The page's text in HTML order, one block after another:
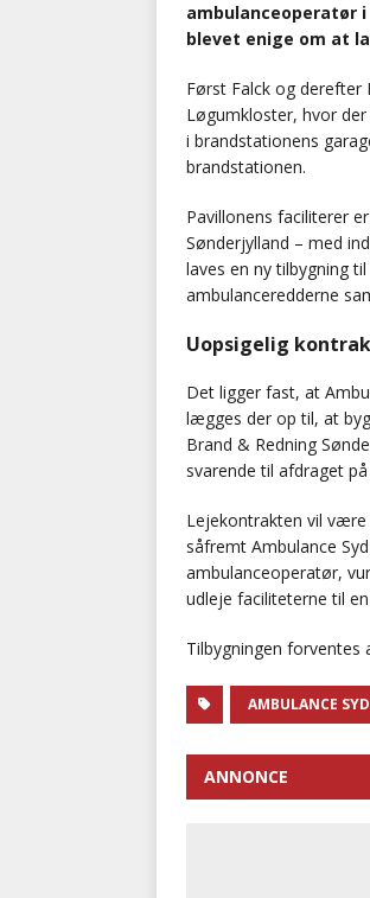
ambulanceoperatør i
blevet enige om at
Først Falck og derefter
Løgumkloster, hvor
i brandstationens
brandstationen.
Pavillonens faciliterer
Sønderjylland – med
laves en ny tilbygning
ambulanceredderne
Uopsigelig
Det ligger fast, at
lægges der op til, at
Brand & Redning
svarende til afdraget
Lejekontrakten vil
såfremt Ambulance
ambulanceoperatør,
udleje faciliteterne til
Tilbygningen forventes
AMBULANCE SYD
ANNONCE